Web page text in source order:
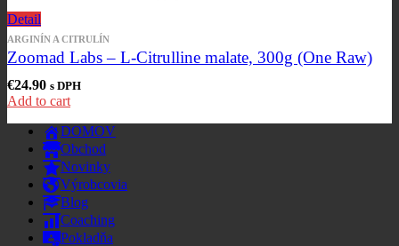
Detail
ARGINÍN A CITRULÍN
Zoomad Labs – L-Citrulline malate, 300g (One Raw)
€24.90 s DPH
Add to cart
DOMOV
Obchod
Novinky
Výrobcovia
Blog
Coaching
Pokladňa